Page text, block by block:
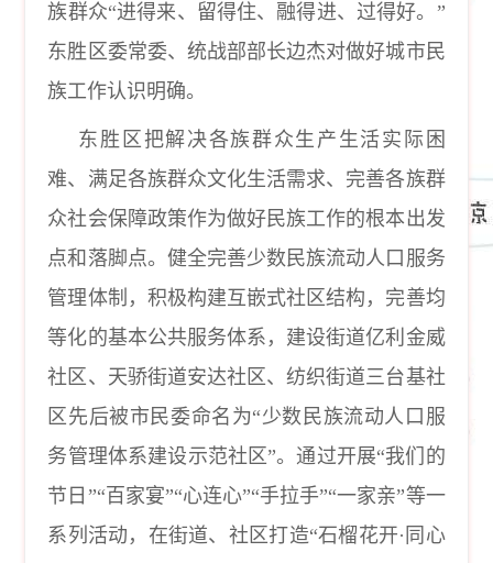
族群众“进得来、留得住、融得进、过得好。”
东胜区委常委、统战部部长边杰对做好城市民
族工作认识明确。
东胜区把解决各族群众生产生活实际困
难、满足各族群众文化生活需求、完善各族群
众社会保障政策作为做好民族工作的根本出发
点和落脚点。健全完善少数民族流动人口服务
管理体制，积极构建互嵌式社区结构，完善均
等化的基本公共服务体系，建设街道亿利金威
社区、天骄街道安达社区、纺织街道三台基社
区先后被市民委命名为“少数民族流动人口服
务管理体系建设示范社区”。通过开展“我们的
节日”“百家宴”“心连心”“手拉手”“一家亲”等一
系列活动，在街道、社区打造“石榴花开·同心